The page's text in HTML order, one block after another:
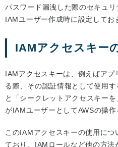
パスワード漏洩した際のセキュ
IAMユーザー作成時に設定してお
IAMアクセスキー
IAMアクセスキーは、例えばア
る際、その認証情報として使用
と「シークレットアクセスキー
がIAMユーザーとしてAWSの操作
このIAMアクセスキーの使用に
ており、IAMロールなど他の方法